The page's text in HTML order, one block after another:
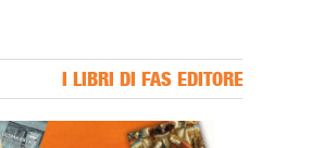
I LIBRI DI FAS EDITORE